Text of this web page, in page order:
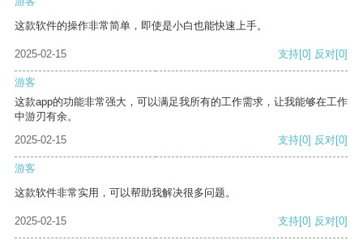
这款软件的操作非常简单，即使是小白也能快速上手。
2025-02-15 支持[0] 反对[0]
游客
这款app的功能非常强大，可以满足我所有的工作需求，让我能够在工作
中游刃有余。
2025-02-15
支持[0] 反对[0]
游客
这款软件非常实用，可以帮助我解决很多问题。
2025-02-15 支持[0] 反对[0]